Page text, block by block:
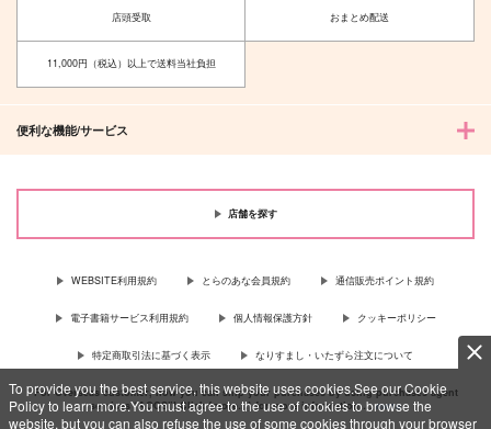
To provide you the best service, this website uses cookies.See our Cookie
Policy to learn more.You must agree to the use of cookies to browse the
website, but you can also refuse the use of some cookies through your browser
店頭受取 おまとめ配送
11,000円（税込）以上で送料当社負担
便利な機能/サービス
店舗を探す
WEBSITE利用規約 とらのあな会員規約 通信販売ポイント規約
電子書籍サービス利用規約 個人情報保護方針 クッキーポリシー
特定商取引法に基づく表示 なりすまし・いたずら注文について
For Overseas customer, now you can ship your purchases by using purchases agent
services “AOCS”! Click {more…} for more information …more